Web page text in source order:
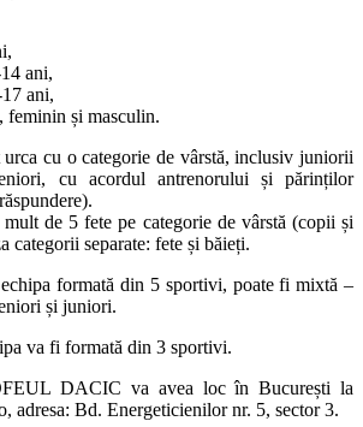
ani,
ani,
feminin și masculin.
cu o categorie de vârstă, inclusiv juniorii
cu acordul antrenorului și părinților
de 5 fete pe categorie de vârstă (copii și
categorii separate: fete și băieți.
formată din 5 sportivi, poate fi mixtă –
și juniori.
va fi formată din 3 sportivi.
DACIC va avea loc în București la
adresa: Bd. Energeticienilor nr. 5, sector 3.